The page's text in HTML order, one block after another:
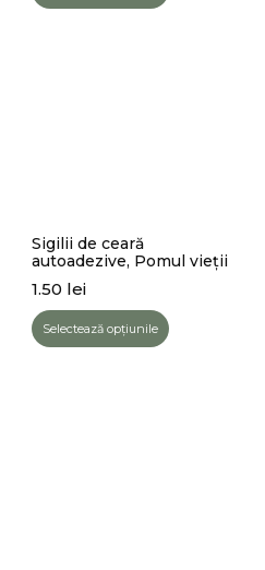
Sigilii de ceară
autoadezive, Pomul vieții
1.50 lei
Selectează opțiunile